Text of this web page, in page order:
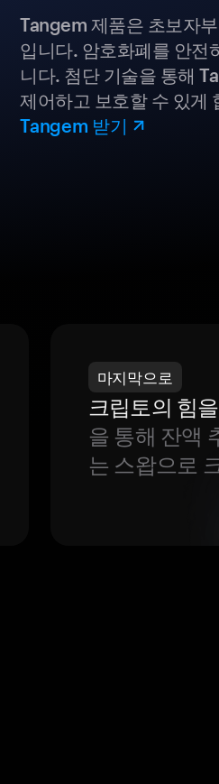
Tangem 제품은 초보자
입니다. 암호화폐를 안전
니다. 첨단 기술을 통해
제어하고 보호할 수 있게
Tangem 받기
마지막으로
크립토의 힘
을 통해 잔액
는 스왑으로